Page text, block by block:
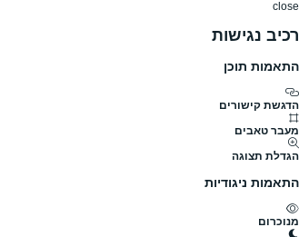
close
רכיב נגישות
התאמות תוכן
הדגשת קישורים
מעבר טאבים
הגדלת תצוגה
התאמות ניגודיות
מנוכרום